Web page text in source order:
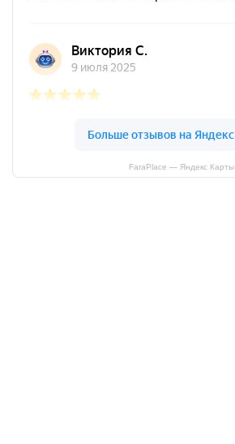
FaraPlace — Яндекс Карты